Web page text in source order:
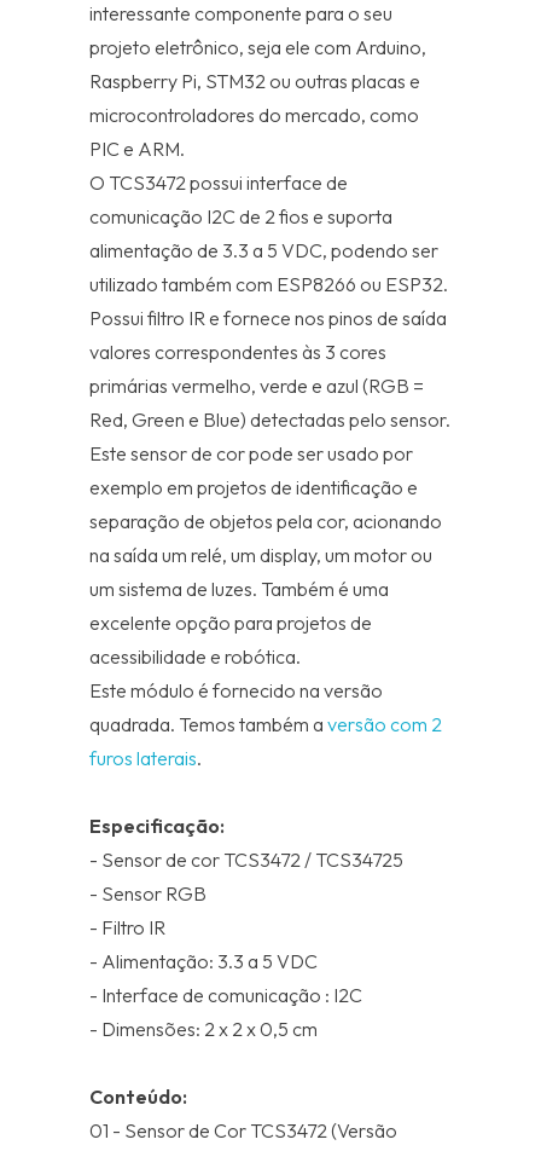
interessante componente para o seu
projeto eletrônico, seja ele com Arduino,
Raspberry Pi, STM32 ou outras placas e
microcontroladores do mercado, como
PIC e ARM.
O TCS3472 possui interface de
comunicação I2C de 2 fios e suporta
alimentação de 3.3 a 5 VDC, podendo ser
utilizado também com ESP8266 ou ESP32.
Possui filtro IR e fornece nos pinos de saída
valores correspondentes às 3 cores
primárias vermelho, verde e azul (RGB =
Red, Green e Blue) detectadas pelo sensor.
Este sensor de cor pode ser usado por
exemplo em projetos de identificação e
separação de objetos pela cor, acionando
na saída um relé, um display, um motor ou
um sistema de luzes. Também é uma
excelente opção para projetos de
acessibilidade e robótica.
Este módulo é fornecido na versão
quadrada. Temos também a versão com 2
furos laterais.
Especificação:
- Sensor de cor TCS3472 / TCS34725
- Sensor RGB
- Filtro IR
- Alimentação: 3.3 a 5 VDC
- Interface de comunicação : I2C
- Dimensões: 2 x 2 x 0,5 cm
Conteúdo:
01 - Sensor de Cor TCS3472 (Versão